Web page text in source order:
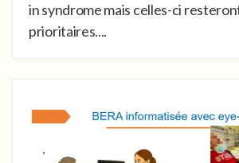
in syndrome mais celles-ci
prioritaires....